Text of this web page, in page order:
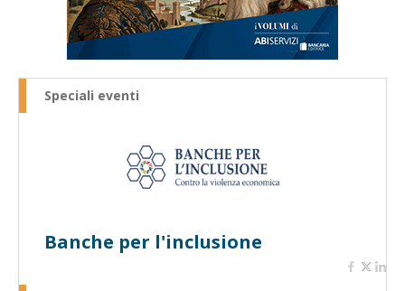
Speciali eventi
Banche per l'inclusione